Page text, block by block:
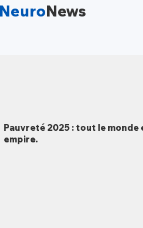
News
Pauvreté 2025 : tout le
empire.